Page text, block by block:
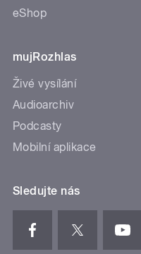
eShop
mujRozhlas
Živé vysílání
Audioarchiv
Podcasty
Mobilní aplikace
Sledujte nás